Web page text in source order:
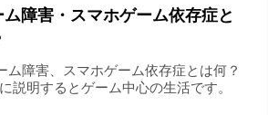
ム障害・スマホゲーム依存症と
ム障害、スマホゲーム依存症とは何？
説明するとゲーム中心の生活です。